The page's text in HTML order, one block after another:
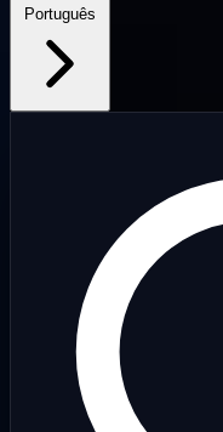
Português